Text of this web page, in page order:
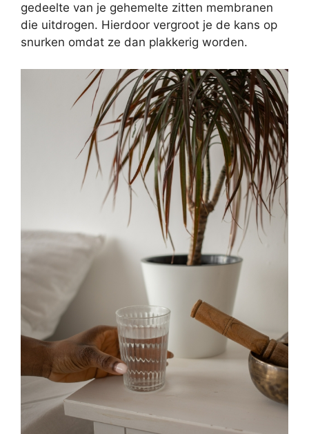
gedeelte van je gehemelte zitten membranen
die uitdrogen. Hierdoor vergroot je de kans op
snurken omdat ze dan plakkerig worden.